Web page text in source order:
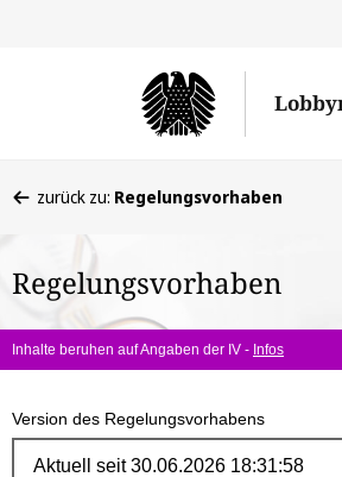
befinden
hier:
zurück zu: Regelungsvorhaben
Regelungsvorhaben
Inhalte beruhen auf Angaben der IV - Infos
Version des Regelungsvorhabens